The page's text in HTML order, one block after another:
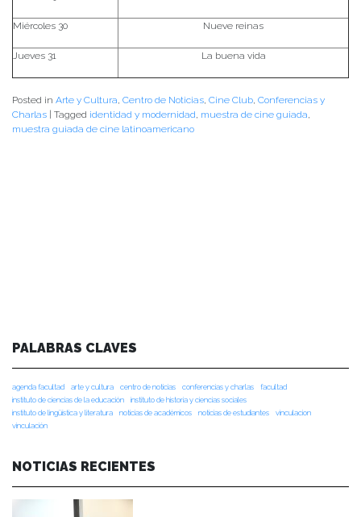
Miércoles 30 Nueve reinas
Jueves 31 La buena vida
Posted in Arte y Cultura, Centro de Noticias, Cine Club, Conferencias y
Charlas
Tagged identidad y modernidad, muestra de cine guiada,
muestra guiada de cine latinoamericano
PALABRAS CLAVES
agenda facultad arte y cultura centro de noticias conferencias y charlas
facultad
instituto de ciencias de la educación
instituto de historia y ciencias sociales
instituto de lingüística y literatura
noticias de académicos noticias de estudiantes
vinculacion
vinculación
NOTICIAS RECIENTES